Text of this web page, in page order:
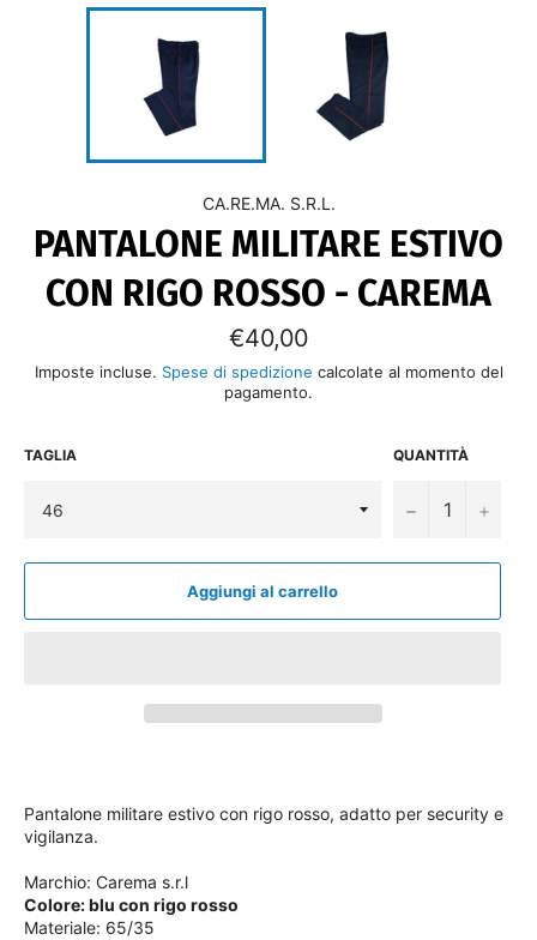
CA.RE.MA. S.R.L.
PANTALONE MILITARE ESTIVO
CON RIGO ROSSO - CAREMA
Prezzo
di
listino
€40,00
Imposte incluse. Spese di spedizione calcolate al momento del
pagamento.
TAGLIA QUANTITÀ
− +
Aggiungi al carrello
Pantalone militare estivo con rigo rosso, adatto per security e
vigilanza.
Marchio: Carema s.r.l
Colore: blu con rigo rosso
Materiale: 65/35